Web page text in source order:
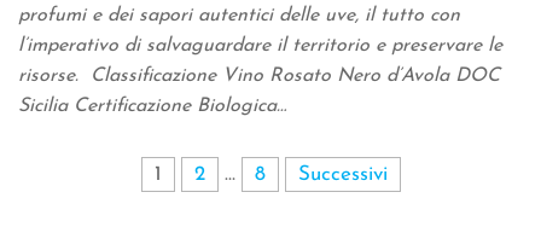
profumi e dei sapori autentici delle uve, il tutto con
l’imperativo di salvaguardare il territorio e preservare le
risorse. Classificazione Vino Rosato Nero d’Avola DOC
Sicilia Certificazione Biologica…
1 2 … 8 Successivi